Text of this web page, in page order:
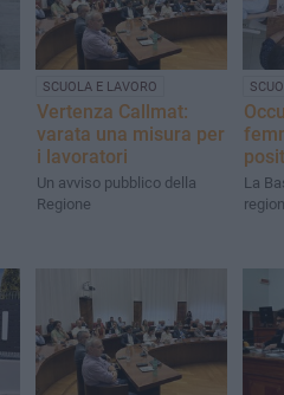
SCUOLA E LAVORO
Vertenza Callmat:
varata una misura per
i lavoratori
Un avviso pubblico della
Regione
La